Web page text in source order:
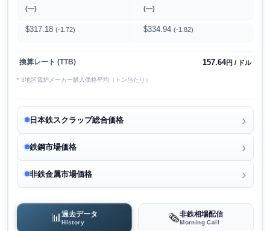
(―) (―)
$317.18 (-1.72) $334.94 (-1.82)
換算レート (TTB) 157.64円 / ドル
* 3地区電炉メーカー購入価格平均（トン当たり）
日本鉄スクラップ総合価格
鉄鋼市場価格
非鉄金属市場価格
📊過去データ
History 🗞️非鉄相場配信
Morning Call